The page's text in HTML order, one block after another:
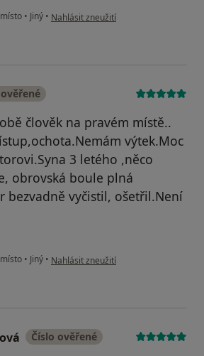
• Jiný • podle názoru uživatele Kuchařová
Nahlásit zneužití
člověk na pravém místě..
výtek.Moc
3 letého ,něco
obrovská boule plná
bezvadně vyčistil, ošetřil.Není
• Jiný • podle názoru uživatele Pacient
Nahlásit zneužití
Číslo ověřené